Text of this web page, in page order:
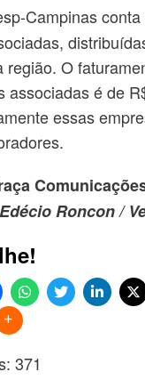
Campinas conta
região. O
associadas é de
essas
Roncon /
371